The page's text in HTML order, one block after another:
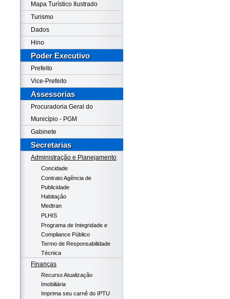
Mapa Turístico Ilustrado
Turismo
Dados
Hino
Poder Executivo
Prefeito
Vice-Prefeito
Assessorias
Procuradoria Geral do
Município - PGM
Gabinete
Secretarias
Administração e Planejamento
Concidade
Contrato Agência de
Publicidade
Habitação
Medtran
PLHIS
Programa de Integridade e
Compliance Público
Termo de Responsabilidade
Técnica
Finanças
Recurso Atualização
Imobiliária
Imprima seu carnê do IPTU